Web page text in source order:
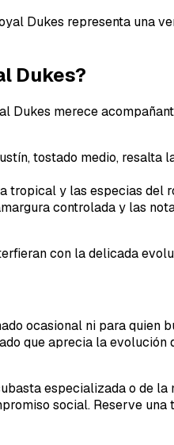
Dukes representa una
Dukes?
merece
tostado medio,
tropical y las especias del
controlada y las
con la delicada
ocasional ni para
que aprecia la
especializada o de
social. Reserve